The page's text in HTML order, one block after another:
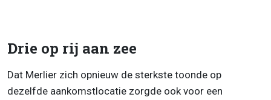
Drie op rij aan zee
Dat Merlier zich opnieuw de sterkste toonde op
dezelfde aankomstlocatie zorgde ook voor een